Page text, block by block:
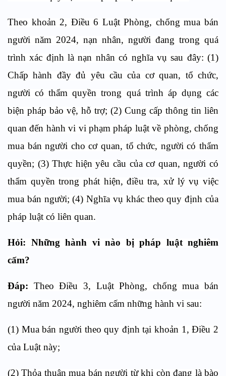
Theo khoản 2, Điều 6 Luật Phòng, chống mua bán
người năm 2024, nạn nhân, người đang trong quá
trình xác định là nạn nhân có nghĩa vụ sau đây: (1)
Chấp hành đầy đủ yêu cầu của cơ quan, tổ chức,
người có thẩm quyền trong quá trình áp dụng các
biện pháp bảo vệ, hỗ trợ; (2) Cung cấp thông tin liên
quan đến hành vi vi phạm pháp luật về phòng, chống
mua bán người cho cơ quan, tổ chức, người có thẩm
quyền; (3) Thực hiện yêu cầu của cơ quan, người có
thẩm quyền trong phát hiện, điều tra, xử lý vụ việc
mua bán người; (4) Nghĩa vụ khác theo quy định của
pháp luật có liên quan.
Hỏi: Những hành vi nào bị pháp luật nghiêm
cấm?
Đáp: Theo Điều 3, Luật Phòng, chống mua bán
người năm 2024, nghiêm cấm những hành vi sau:
(1) Mua bán người theo quy định tại khoản 1, Điều 2
của Luật này;
(2) Thỏa thuận mua bán người từ khi còn đang là bào